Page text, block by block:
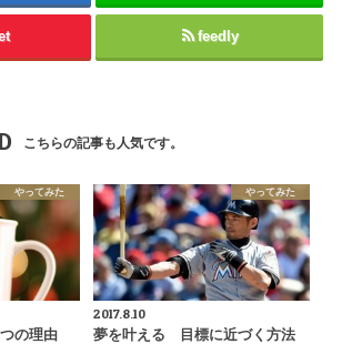
feedly
こちらの記事も人気です。
やってみた
つの理由
やってみた
2017.8.10
夢を叶える 目標に近づく方法